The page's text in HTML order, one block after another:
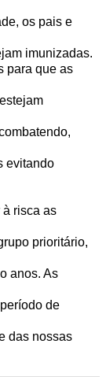
os pais e
imunizadas.
para que as
evitando
à risca as
prioritário,
anos. As
de
das nossas